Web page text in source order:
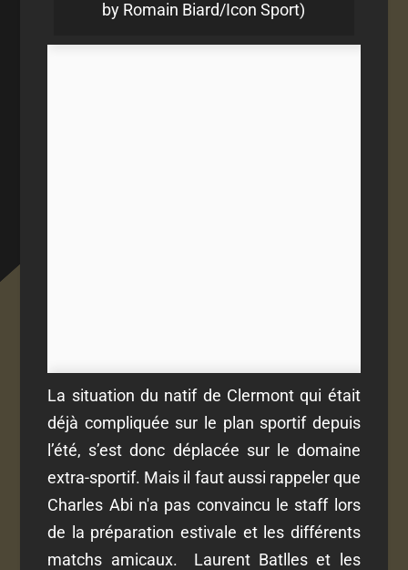
by Romain Biard/Icon Sport)
La situation du natif de Clermont qui était
déjà compliquée sur le plan sportif depuis
l’été, s’est donc déplacée sur le domaine
extra-sportif. Mais il faut aussi rappeler que
Charles Abi n'a pas convaincu le staff lors
de la préparation estivale et les différents
matchs amicaux. Laurent Batlles et les